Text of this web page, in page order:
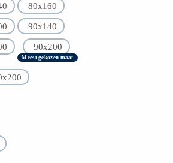
80x160
90x140
90x200
Meest gekozen maat